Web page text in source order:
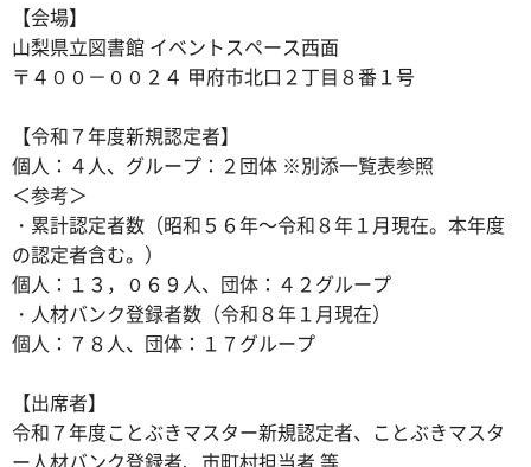
【会場】
山梨県立図書館 イベントスペース西面
〒４００－００２４ 甲府市北口２丁目８番１号
【令和７年度新規認定者】
個人：４人、グループ：２団体 ※別添一覧表参照
＜参考＞
・累計認定者数（昭和５６年～令和８年１月現在。本年度
の認定者含む。）
個人：１３，０６９人、団体：４２グループ
・人材バンク登録者数（令和８年１月現在）
個人：７８人、団体：１７グループ
【出席者】
令和７年度ことぶきマスター新規認定者、ことぶきマスタ
ー人材バンク登録者、市町村担当者 等